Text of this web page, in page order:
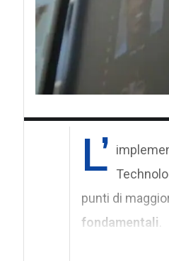
L’
punti di
fondamentali